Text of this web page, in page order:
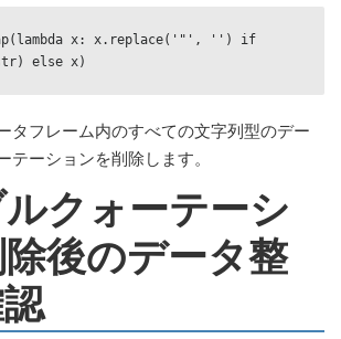
x: x.replace('"', '') if
else x)
タフレーム内のすべての文字列型のデー
テーションを削除します。
クォーテーシ
除後のデータ整